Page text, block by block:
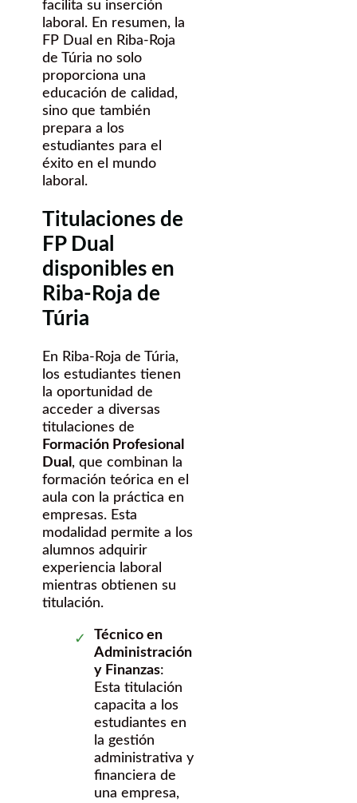
facilita su inserción
laboral. En resumen, la
FP Dual en Riba-Roja
de Túria no solo
proporciona una
educación de calidad,
sino que también
prepara a los
estudiantes para el
éxito en el mundo
laboral.
Titulaciones de
FP Dual
disponibles en
Riba-Roja de
Túria
En Riba-Roja de Túria,
los estudiantes tienen
la oportunidad de
acceder a diversas
titulaciones de
Formación Profesional
Dual , que combinan la
formación teórica en el
aula con la práctica en
empresas. Esta
modalidad permite a los
alumnos adquirir
experiencia laboral
mientras obtienen su
titulación.
Técnico en
Administración
y Finanzas:
Esta titulación
capacita a los
estudiantes en
la gestión
administrativa y
financiera de
una empresa,